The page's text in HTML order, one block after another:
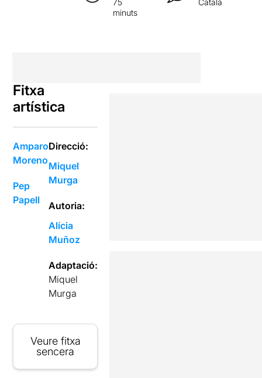
75
minuts
Català
Fitxa
artística
Amparo
Moreno
Pep
Papell
Direcció:
Miquel
Murga
Autoria:
Alícia
Muñoz
Adaptació:
Miquel
Murga
Veure fitxa
sencera